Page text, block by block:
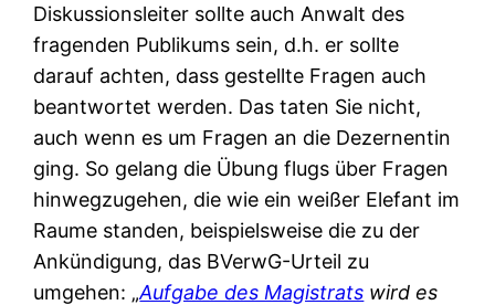
Diskussionsleiter sollte auch Anwalt des
fragenden Publikums sein, d.h. er sollte
darauf achten, dass gestellte Fragen auch
beantwortet werden. Das taten Sie nicht,
auch wenn es um Fragen an die Dezernentin
ging. So gelang die Übung flugs über Fragen
hinwegzugehen, die wie ein weißer Elefant im
Raume standen, beispielsweise die zu der
Ankündigung, das BVerwG-Urteil zu
umgehen: „Aufgabe des Magistrats wird es